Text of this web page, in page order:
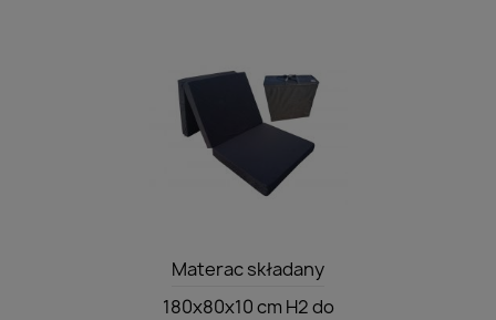

Materac składany
180x80x10 cm H2 do